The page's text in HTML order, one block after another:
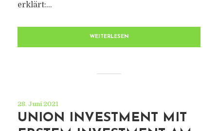
erklärt:...
WEITERLESEN
28. Juni 2021
UNION INVESTMENT MIT